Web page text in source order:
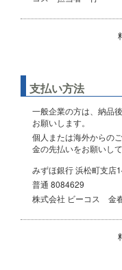
支払い方法
一般企業の方は、納品
お願いします。
個人または海外からの
金の先払いをお願いし
みずほ銀行 浜松町支店
普通 8084629
株式会社 ビーコス 金